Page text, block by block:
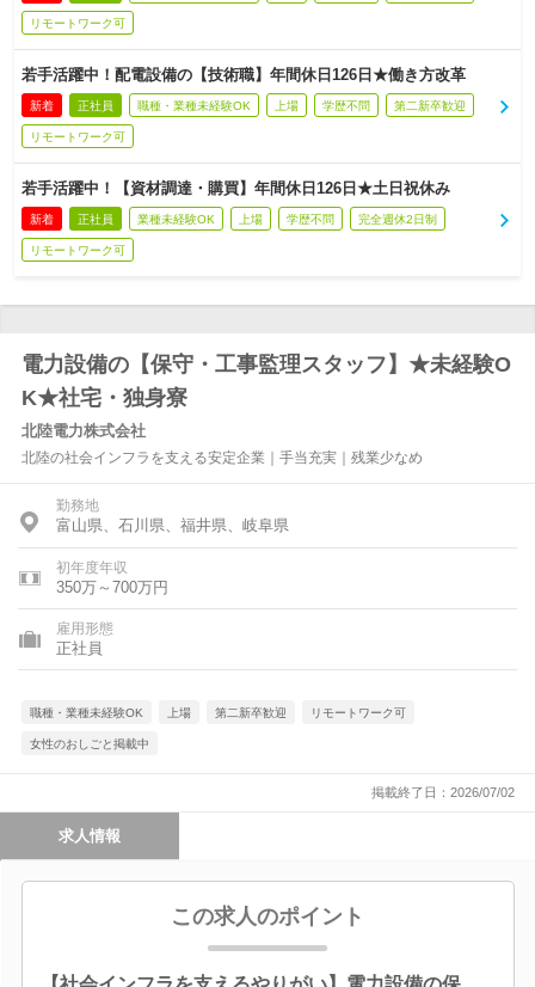
リモートワーク可
若手活躍中！配電設備の【技術職】年間休日126日★働き方改革
新着 正社員 職種・業種未経験OK 上場 学歴不問 第二新卒歓迎
リモートワーク可
若手活躍中！【資材調達・購買】年間休日126日★土日祝休み
新着 正社員 業種未経験OK 上場 学歴不問 完全週休2日制
リモートワーク可
電力設備の【保守・工事監理スタッフ】★未経験O
K★社宅・独身寮
北陸電力株式会社
北陸の社会インフラを支える安定企業｜手当充実｜残業少なめ
勤務地
富山県、石川県、福井県、岐阜県
初年度年収
350万～700万円
雇用形態
正社員
職種・業種未経験OK 上場 第二新卒歓迎 リモートワーク可
女性のおしごと掲載中
掲載終了日：2026/07/02
求人情報
この求人のポイント